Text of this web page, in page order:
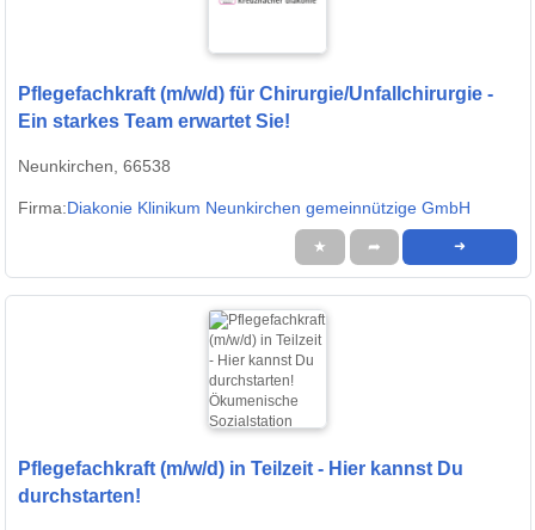
Pflegefachkraft (m/w/d) für Chirurgie/Unfallchirurgie -
Ein starkes Team erwartet Sie!
Neunkirchen, 66538
Firma:Diakonie Klinikum Neunkirchen gemeinnützige GmbH
★ ➦ ➜
Pflegefachkraft (m/w/d) in Teilzeit - Hier kannst Du
durchstarten!